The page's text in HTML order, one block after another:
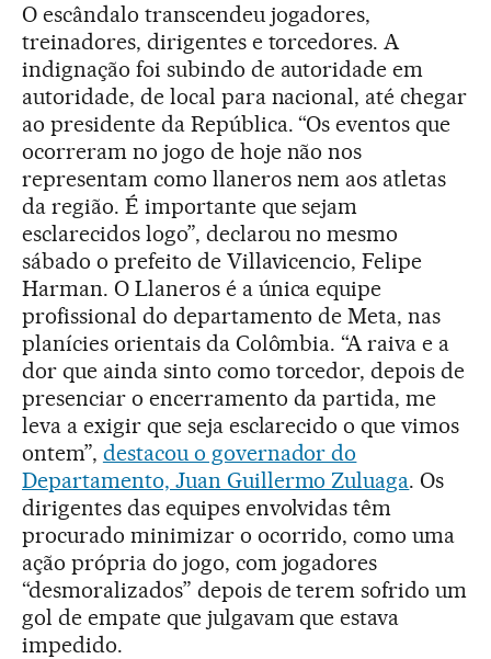
O escândalo transcendeu jogadores,
treinadores, dirigentes e torcedores. A
indignação foi subindo de autoridade em
autoridade, de local para nacional, até chegar
ao presidente da República. “Os eventos que
ocorreram no jogo de hoje não nos
representam como llaneros nem aos atletas
da região. É importante que sejam
esclarecidos logo”, declarou no mesmo
sábado o prefeito de Villavicencio, Felipe
Harman. O Llaneros é a única equipe
profissional do departamento de Meta, nas
planícies orientais da Colômbia. “A raiva e a
dor que ainda sinto como torcedor, depois de
presenciar o encerramento da partida, me
leva a exigir que seja esclarecido o que vimos
ontem”, destacou o governador do
Departamento, Juan Guillermo Zuluaga. Os
dirigentes das equipes envolvidas têm
procurado minimizar o ocorrido, como uma
ação própria do jogo, com jogadores
“desmoralizados” depois de terem sofrido um
gol de empate que julgavam que estava
impedido.